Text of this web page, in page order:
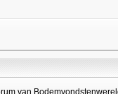
van